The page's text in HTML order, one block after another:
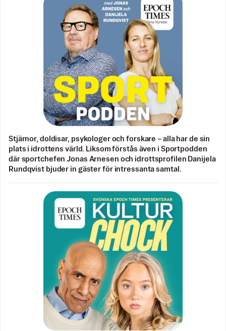
Stjärnor, doldisar, psykologer och forskare – alla har de sin
plats i idrottens värld. Liksom förstås även i Sportpodden
där sportchefen Jonas Arnesen och idrottsprofilen Danijela
Rundqvist bjuder in gäster för intressanta samtal.